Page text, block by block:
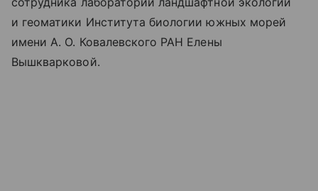
и геоматики Института биологии южных морей
имени А. О. Ковалевского РАН Елены
Вышкварковой.